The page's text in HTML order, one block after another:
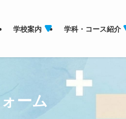
学校案内 学科・コース紹介
ーム